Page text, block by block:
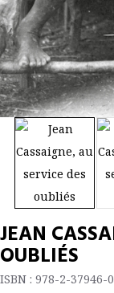
JEAN
OUBLIÉS
ISBN : 978-2-37946-